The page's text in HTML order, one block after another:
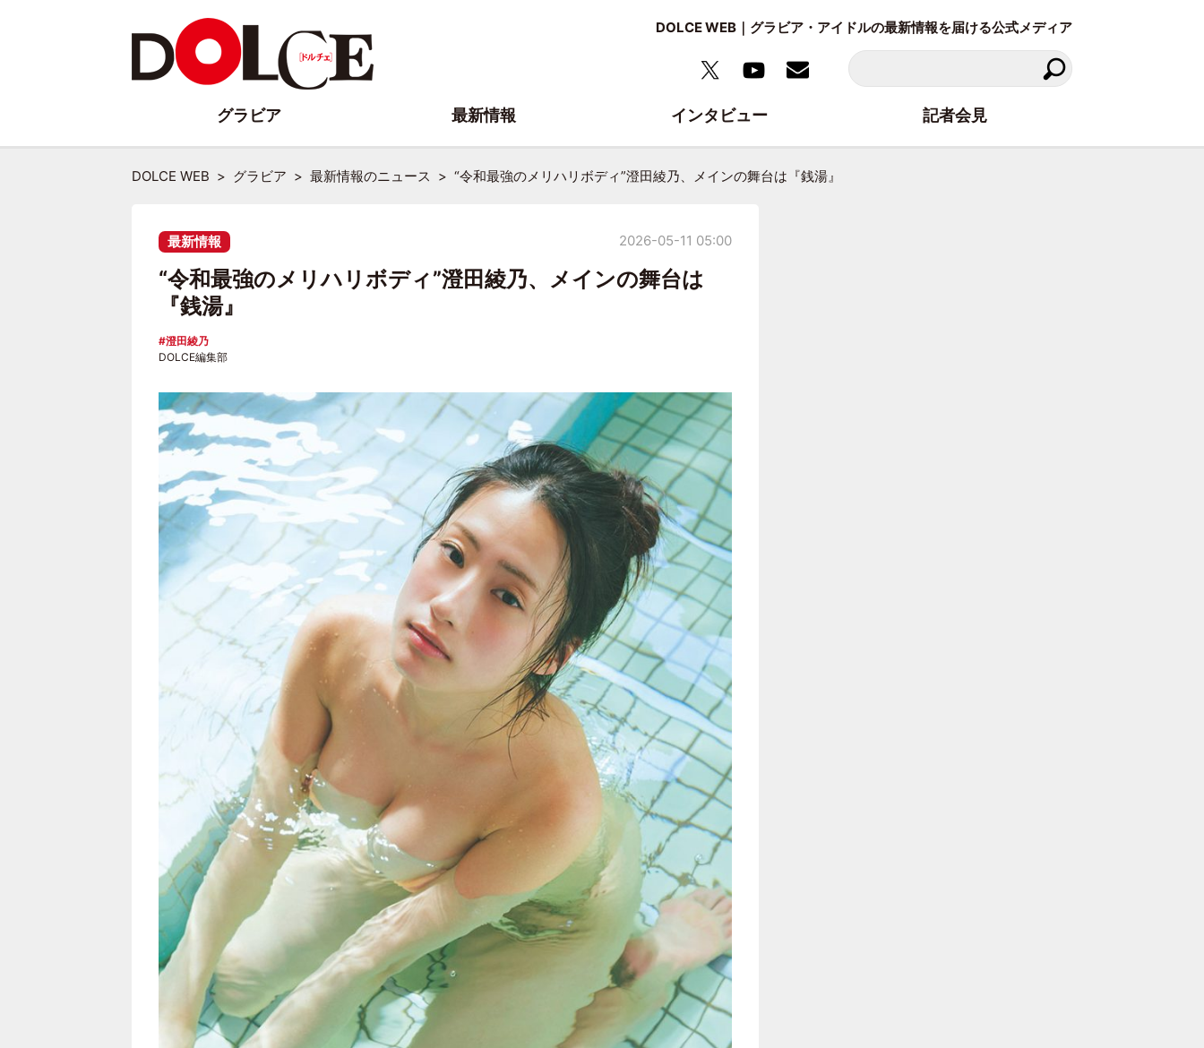
DOLCE WEB｜グラビア・アイドルの最新情報を届ける公式メディア
DOLCE WEB グラビア 最新情報のニュース “令和最強のメリハリボディ”澄田綾乃、メインの舞台は『銭湯』
最新情報 2026-05-11 05:00
“令和最強のメリハリボディ”澄田綾乃、メインの舞台は
『銭湯』
澄田綾乃
DOLCE編集部
グラビア 最新情報 インタビュー 記者会見